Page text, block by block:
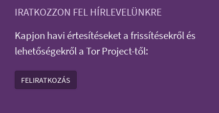
IRATKOZZON FEL HÍRLEVELÜNKRE
Kapjon havi értesítéseket a frissítésekről és
lehetőségekről a Tor Project-től:
FELIRATKOZÁS